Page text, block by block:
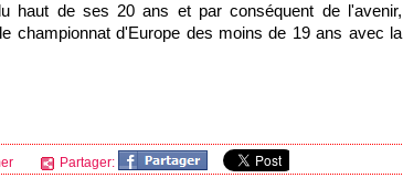
haut de ses 20 ans et par conséquent de l'avenir,
championnat d'Europe des moins de 19 ans avec la
Partager: